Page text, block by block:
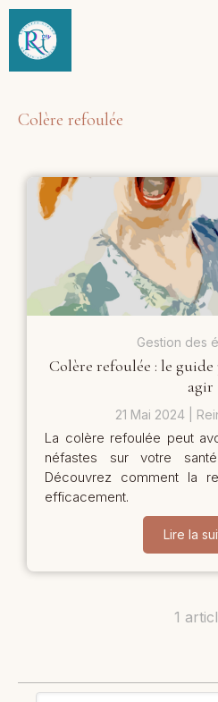
Colère refoulée
Gestion des
Colère refoulée : le
agir
21 Mai 2024
La colère refoulée peut
néfastes sur votre
Découvrez comment la
efficacement.
Lire la
1